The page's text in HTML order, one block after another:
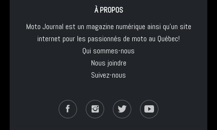
À PROPOS
Moto Journal est un magazine numérique ainsi qu'un site
internet pour les passionnés de moto au Québec!
Qui sommes-nous
Nous joindre
Suivez-nous